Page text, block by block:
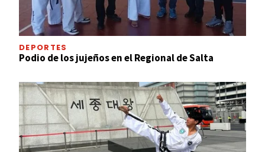
DEPORTES
Podio de los jujeños en el Regional de Salta